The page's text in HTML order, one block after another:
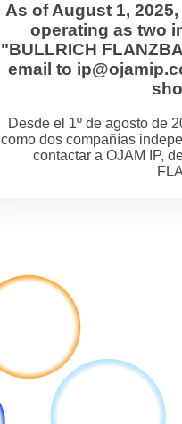
As of August 1,
operating as two
"BULLRICH
email to
Desde el 1º de agosto de
como dos compañías
contactar a OJAM IP,